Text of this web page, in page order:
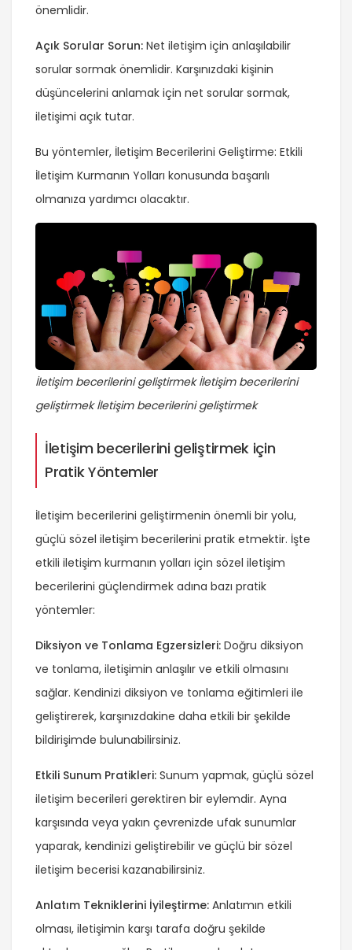
önemlidir.
Açık Sorular Sorun: Net iletişim için anlaşılabilir
sorular sormak önemlidir. Karşınızdaki kişinin
düşüncelerini anlamak için net sorular sormak,
iletişimi açık tutar.
Bu yöntemler, İletişim Becerilerini Geliştirme: Etkili
İletişim Kurmanın Yolları konusunda başarılı
olmanıza yardımcı olacaktır.
İletişim becerilerini geliştirmek İletişim becerilerini
geliştirmek İletişim becerilerini geliştirmek
İletişim becerilerini geliştirmek için
Pratik Yöntemler
İletişim becerilerini geliştirmenin önemli bir yolu,
güçlü sözel iletişim becerilerini pratik etmektir. İşte
etkili iletişim kurmanın yolları için sözel iletişim
becerilerini güçlendirmek adına bazı pratik
yöntemler:
Diksiyon ve Tonlama Egzersizleri: Doğru diksiyon
ve tonlama, iletişimin anlaşılır ve etkili olmasını
sağlar. Kendinizi diksiyon ve tonlama eğitimleri ile
geliştirerek, karşınızdakine daha etkili bir şekilde
bildirişimde bulunabilirsiniz.
Etkili Sunum Pratikleri: Sunum yapmak, güçlü sözel
iletişim becerileri gerektiren bir eylemdir. Ayna
karşısında veya yakın çevrenizde ufak sunumlar
yaparak, kendinizi geliştirebilir ve güçlü bir sözel
iletişim becerisi kazanabilirsiniz.
Anlatım Tekniklerini İyileştirme: Anlatımın etkili
olması, iletişimin karşı tarafa doğru şekilde